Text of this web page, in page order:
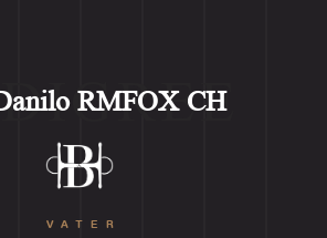
RMFOX CH
VATER